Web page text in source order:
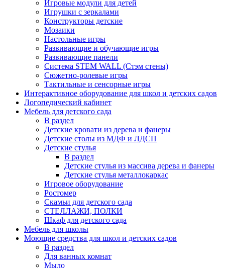
Игровые модули для детей
Игрушки с зеркалами
Конструкторы детские
Мозаики
Настольные игры
Развивающие и обучающие игры
Развивающие панели
Система STEM WALL (Cтэм стены)
Сюжетно-ролевые игры
Тактильные и сенсорные игры
Интерактивное оборудование для школ и детских садов
Логопедический кабинет
Мебель для детского сада
В раздел
Детские кровати из дерева и фанеры
Детские столы из МДФ и ЛДСП
Детские стулья
В раздел
Детские стулья из массива дерева и фанеры
Детские стулья металлокаркас
Игровое оборудование
Ростомер
Скамьи для детского сада
СТЕЛЛАЖИ, ПОЛКИ
Шкаф для детского сада
Мебель для школы
Моющие средства для школ и детских садов
В раздел
Для ванных комнат
Мыло